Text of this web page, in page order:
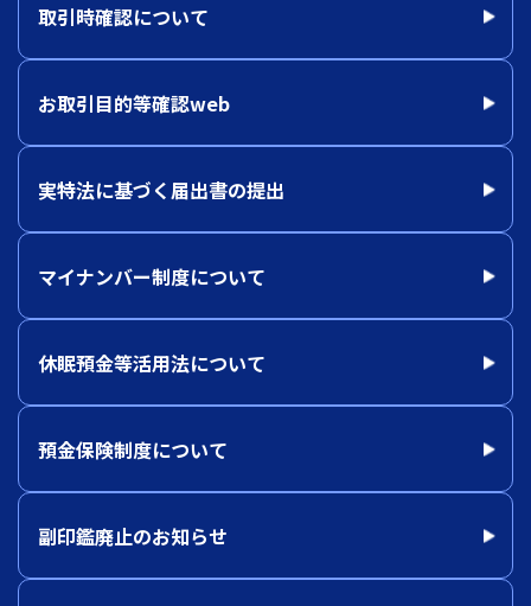
取引時確認について
お取引目的等確認web
実特法に基づく届出書の提出
マイナンバー制度について
休眠預金等活用法について
預金保険制度について
副印鑑廃止のお知らせ